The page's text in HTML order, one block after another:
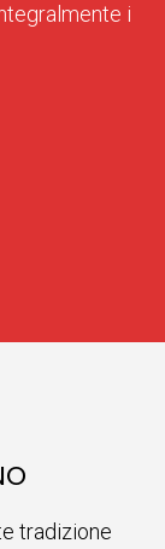
i
tradizione